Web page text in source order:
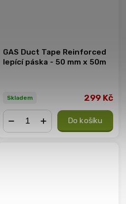
GAS Duct Tape Reinforced
lepící páska - 50 mm x 50m
Skladem 299 Kč
Do košíku